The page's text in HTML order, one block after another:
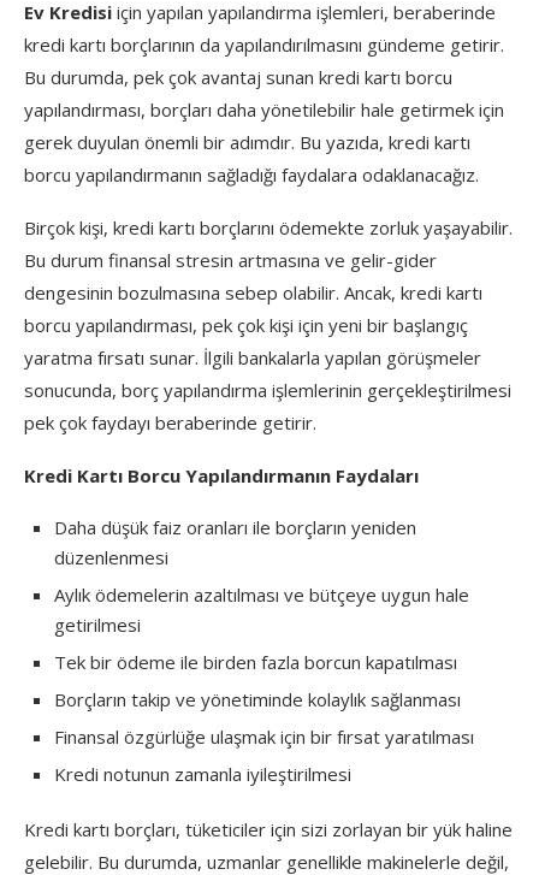
Ev Kredisi için yapılan yapılandırma işlemleri, beraberinde
kredi kartı borçlarının da yapılandırılmasını gündeme getirir.
Bu durumda, pek çok avantaj sunan kredi kartı borcu
yapılandırması, borçları daha yönetilebilir hale getirmek için
gerek duyulan önemli bir adımdır. Bu yazıda, kredi kartı
borcu yapılandırmanın sağladığı faydalara odaklanacağız.
Birçok kişi, kredi kartı borçlarını ödemekte zorluk yaşayabilir.
Bu durum finansal stresin artmasına ve gelir-gider
dengesinin bozulmasına sebep olabilir. Ancak, kredi kartı
borcu yapılandırması, pek çok kişi için yeni bir başlangıç
yaratma fırsatı sunar. İlgili bankalarla yapılan görüşmeler
sonucunda, borç yapılandırma işlemlerinin gerçekleştirilmesi
pek çok faydayı beraberinde getirir.
Kredi Kartı Borcu Yapılandırmanın Faydaları
Daha düşük faiz oranları ile borçların yeniden
düzenlenmesi
Aylık ödemelerin azaltılması ve bütçeye uygun hale
getirilmesi
Tek bir ödeme ile birden fazla borcun kapatılması
Borçların takip ve yönetiminde kolaylık sağlanması
Finansal özgürlüğe ulaşmak için bir fırsat yaratılması
Kredi notunun zamanla iyileştirilmesi
Kredi kartı borçları, tüketiciler için sizi zorlayan bir yük haline
gelebilir. Bu durumda, uzmanlar genellikle makinelerle değil,